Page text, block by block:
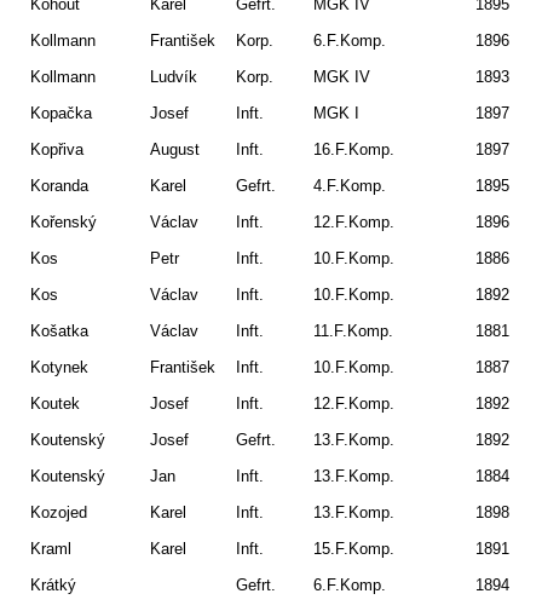
Kohout
Karel Gefrt. MGK IV 1895
Kollmann
František Korp. 6.F.Komp. 1896
Kollmann
Ludvík Korp. MGK IV 1893
Kopačka
Josef Inft. MGK I 1897
Kopřiva
August Inft. 16.F.Komp. 1897
Koranda
Karel Gefrt. 4.F.Komp. 1895
Kořenský
Václav Inft. 12.F.Komp. 1896
Kos
Petr Inft. 10.F.Komp. 1886
Kos
Václav Inft. 10.F.Komp. 1892
Košatka
Václav Inft. 11.F.Komp. 1881
Kotynek
František Inft. 10.F.Komp. 1887
Koutek
Josef Inft. 12.F.Komp. 1892
Koutenský
Josef Gefrt. 13.F.Komp. 1892
Koutenský
Jan Inft. 13.F.Komp. 1884
Kozojed
Karel Inft. 13.F.Komp. 1898
Kraml
Karel Inft. 15.F.Komp. 1891
Krátký
Gefrt. 6.F.Komp. 1894